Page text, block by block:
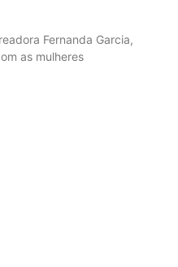
Fernanda Garcia,
as mulheres